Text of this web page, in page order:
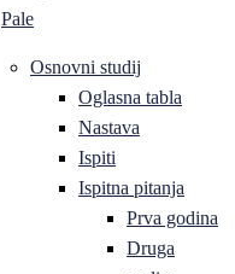
Pale
Osnovni studij
Oglasna tabla
Nastava
Ispiti
Ispitna pitanja
Prva godina
Druga